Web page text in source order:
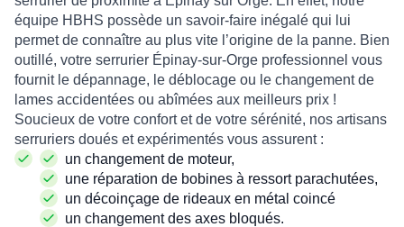
équipe HBHS possède un savoir-faire inégalé qui lui
permet de connaître au plus vite l’origine de la panne. Bien
outillé, votre serrurier Épinay-sur-Orge professionnel vous
fournit le dépannage, le déblocage ou le changement de
lames accidentées ou abîmées aux meilleurs prix !
Soucieux de votre confort et de votre sérénité, nos artisans
serruriers doués et expérimentés vous assurent :
un changement de moteur,
une réparation de bobines à ressort parachutées,
un décoinçage de rideaux en métal coincé
un changement des axes bloqués.